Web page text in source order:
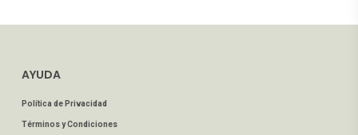
AYUDA
Política de Privacidad
Términos y Condiciones